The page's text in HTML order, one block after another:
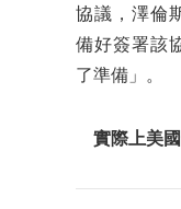
協議，澤倫
備好簽署該
了準備」。
實際上美